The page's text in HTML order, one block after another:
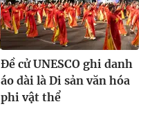
Đề cử UNESCO ghi danh
áo dài là Di sản văn hóa
phi vật thể